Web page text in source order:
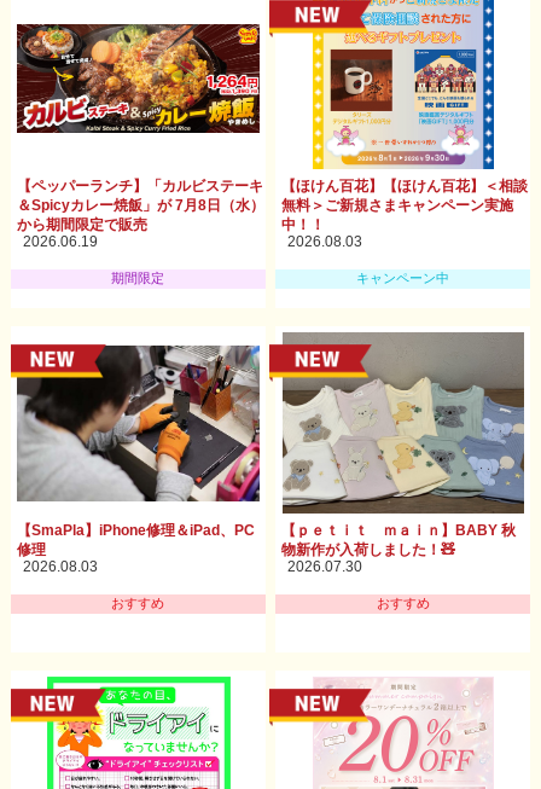
【ペッパーランチ】「カルビステーキ
＆Spicyカレー焼飯」が 7月8日（水）
から期間限定で販売
2026.06.19
期間限定
【ほけん百花】【ほけん百花】＜相談
無料＞ご新規さまキャンペーン実施
中！！
2026.08.03
キャンペーン中
【SmaPla】iPhone修理＆iPad、PC
修理
2026.08.03
おすすめ
【ｐｅｔｉｔ ｍａｉｎ】BABY 秋
物新作が入荷しました！🧸
2026.07.30
おすすめ